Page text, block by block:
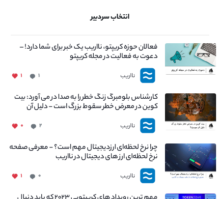
انتخاب سردبیر
فعالان حوزه کریپتو، نااریب یک خبر برای شما دارد! –
دعوت به فعالیت در مجله کریپتو
نااریب ۱ ۱
کارشناس بلومبرگ زنگ خطر را به صدا در می آورد: بیت
کوین در معرض خطر سقوط بزرگ است - دلیل آن
چیست؟
نااریب ۲ ۰
چرا نرخ لحظه‌ای ارزدیجیتال مهم است؟ - معرفی صفحه
نرخ لحظه‌ای ارز های دیجیتال در نااریب
نااریب ۰ ۱